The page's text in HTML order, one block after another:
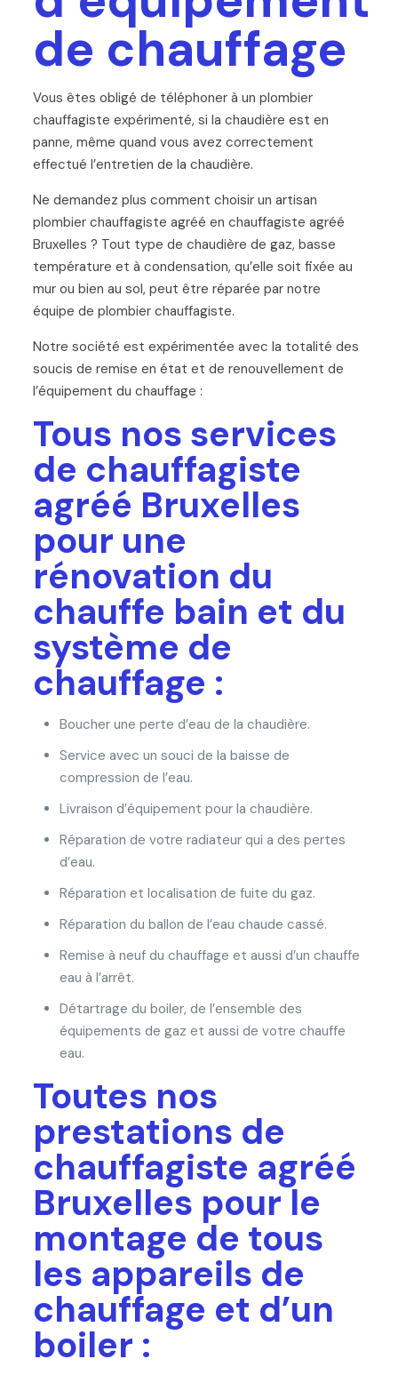
de chauffage
Vous êtes obligé de téléphoner à un plombier
chauffagiste expérimenté, si la chaudière est en
panne, même quand vous avez correctement
effectué l’entretien de la chaudière.
Ne demandez plus comment choisir un artisan
plombier chauffagiste agréé en chauffagiste agréé
Bruxelles ? Tout type de chaudière de gaz, basse
température et à condensation, qu’elle soit fixée au
mur ou bien au sol, peut être réparée par notre
équipe de plombier chauffagiste.
Notre société est expérimentée avec la totalité des
soucis de remise en état et de renouvellement de
l’équipement du chauffage :
Tous nos services
de chauffagiste
agréé Bruxelles
pour une
rénovation du
chauffe bain et du
système de
chauffage :
Boucher une perte d’eau de la chaudière.
Service avec un souci de la baisse de
compression de l’eau.
Livraison d’équipement pour la chaudière.
Réparation de votre radiateur qui a des pertes
d’eau.
Réparation et localisation de fuite du gaz.
Réparation du ballon de l’eau chaude cassé.
Remise à neuf du chauffage et aussi d’un chauffe
eau à l’arrêt.
Détartrage du boiler, de l’ensemble des
équipements de gaz et aussi de votre chauffe
eau.
Toutes nos
prestations de
chauffagiste agréé
Bruxelles pour le
montage de tous
les appareils de
chauffage et d’un
boiler :